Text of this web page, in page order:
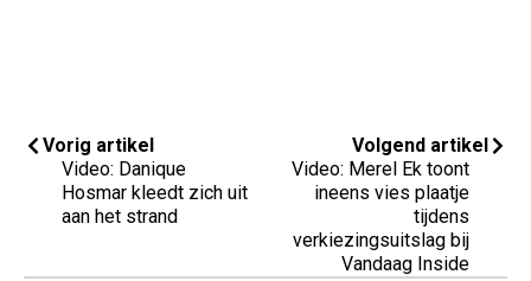
Vorig artikel
Video: Danique
Hosmar kleedt zich uit
aan het strand
Volgend artikel
Video: Merel Ek toont
ineens vies plaatje
tijdens
verkiezingsuitslag bij
Vandaag Inside